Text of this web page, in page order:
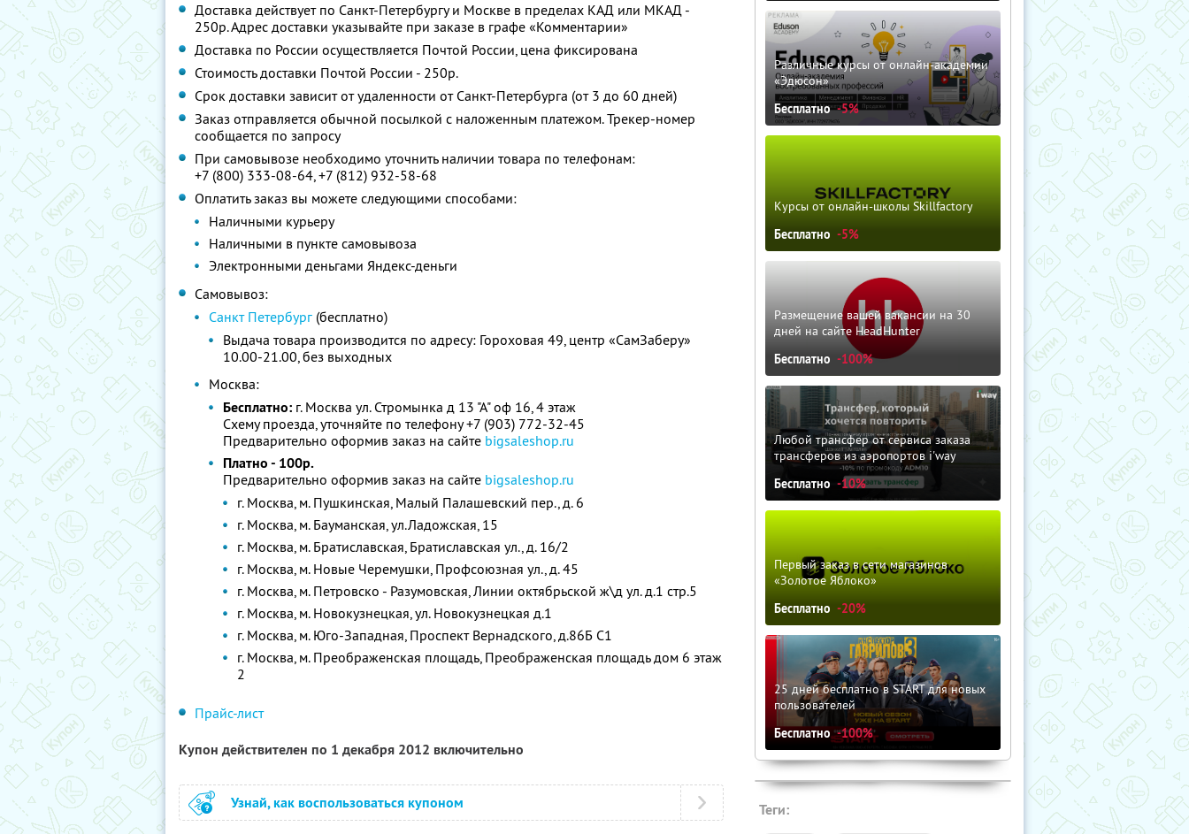
Доставка действует по Санкт-Петербургу и Москве в пределах КАД или МКАД -
250р. Адрес доставки указывайте при заказе в графе «Комментарии»
Доставка по России осуществляется Почтой России, цена фиксирована
Стоимость доставки Почтой России - 250р.
Срок доставки зависит от удаленности от Санкт-Петербурга (от 3 до 60 дней)
Заказ отправляется обычной посылкой с наложенным платежом. Трекер-номер
сообщается по запросу
При самовывозе необходимо уточнить наличии товара по телефонам:
+7 (800) 333-08-64, +7 (812) 932-58-68
Оплатить заказ вы можете следующими способами:
Наличными курьеру
Наличными в пункте самовывоза
Электронными деньгами Яндекс-деньги
Cамовывоз:
Санкт Петербург (бесплатно)
Выдача товара производится по адресу: Гороховая 49, центр «СамЗаберу»
10.00-21.00, без выходных
Москва:
Бесплатно: г. Москва ул. Стромынка д 13 "А" оф 16, 4 этаж
Схему проезда, уточняйте по телефону +7 (903) 772-32-45
Предварительно оформив заказ на сайте bigsaleshop.ru
Платно - 100р.
Предварительно оформив заказ на сайте bigsaleshop.ru
г. Москва, м. Пушкинская, Малый Палашевский пер., д. 6
г. Москва, м. Бауманская, ул.Ладожская, 15
г. Москва, м. Братиславская, Братиславская ул., д. 16/2
г. Москва, м. Новые Черемушки, Профсоюзная ул., д. 45
г. Москва, м. Петровско - Разумовская, Линии октябрьской ж\д ул. д.1 стр.5
г. Москва, м. Новокузнецкая, ул. Новокузнецкая д.1
г. Москва, м. Юго-Западная, Проспект Вернадского, д.86Б С1
г. Москва, м. Преображенская площадь, Преображенская площадь дом 6 этаж
2
Прайс-лист
Купон действителен по 1 декабря 2012 включительно
Узнай, как воспользоваться купоном
Различные курсы от онлайн-академии
«Эдюсон»
Бесплатно -5%
Курсы от онлайн-школы Skillfactory
Бесплатно -5%
Размещение вашей вакансии на 30
дней на сайте HeadHunter
Бесплатно -100%
Любой трансфер от сервиса заказа
трансферов из аэропортов i'way
Бесплатно -10%
Первый заказ в сети магазинов
«Золотое Яблоко»
Бесплатно -20%
25 дней бесплатно в START для новых
пользователей
Бесплатно -100%
Теги: